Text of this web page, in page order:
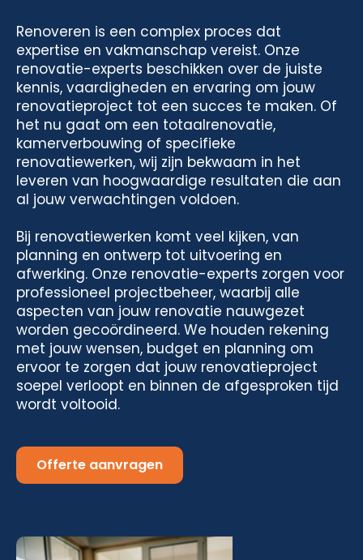
Renoveren is een complex proces dat
expertise en vakmanschap vereist. Onze
renovatie-experts beschikken over de juiste
kennis, vaardigheden en ervaring om jouw
renovatieproject tot een succes te maken. Of
het nu gaat om een totaalrenovatie,
kamerverbouwing of specifieke
renovatiewerken, wij zijn bekwaam in het
leveren van hoogwaardige resultaten die aan
al jouw verwachtingen voldoen.
Bij renovatiewerken komt veel kijken, van
planning en ontwerp tot uitvoering en
afwerking. Onze renovatie-experts zorgen voor
professioneel projectbeheer, waarbij alle
aspecten van jouw renovatie nauwgezet
worden gecoördineerd. We houden rekening
met jouw wensen, budget en planning om
ervoor te zorgen dat jouw renovatieproject
soepel verloopt en binnen de afgesproken tijd
wordt voltooid.
Offerte aanvragen